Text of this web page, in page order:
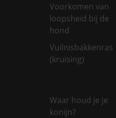
Voorkomen van
loopsheid bij de
hond
Vuilnisbakkenras
(kruising)
Waar houd je je
konijn?